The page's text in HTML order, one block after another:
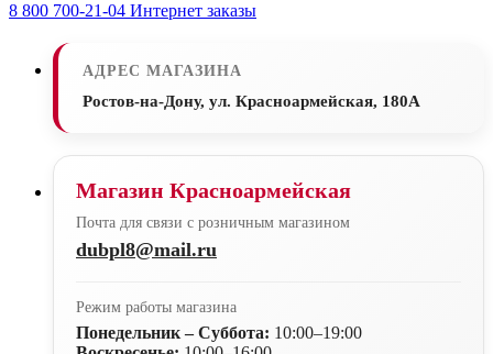
8 800 700-21-04 Интернет заказы
АДРЕС МАГАЗИНА
Ростов-на-Дону, ул. Красноармейская, 180А
Магазин Красноармейская
Почта для связи с розничным магазином
dubpl8@mail.ru
Режим работы магазина
Понедельник – Суббота: 10:00–19:00